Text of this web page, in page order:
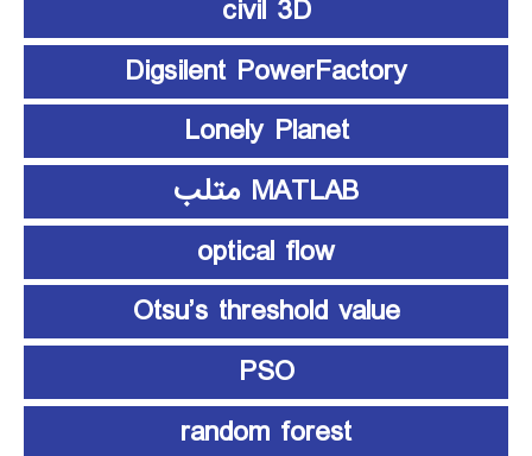
civil 3D
Digsilent PowerFactory
Lonely Planet
MATLAB متلب
optical flow
Otsu’s threshold value
PSO
random forest